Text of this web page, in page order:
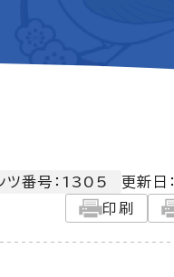
ツ番号：1305 更新日：
印刷